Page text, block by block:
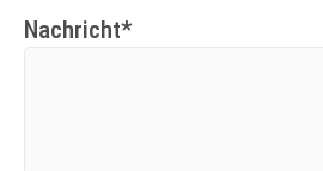
Pflichtfeld
Nachricht*